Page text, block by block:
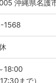
沖縄県名護
1568
18:00
まで）